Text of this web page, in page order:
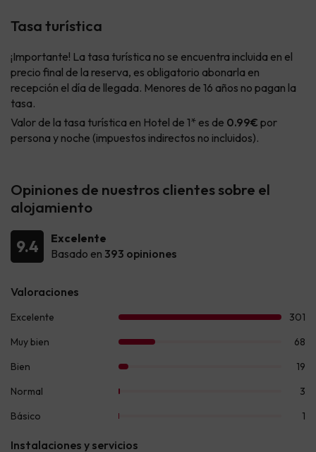
Tasa turística
¡Importante! La tasa turística no se encuentra incluida en el
precio final de la reserva, es obligatorio abonarla en
recepción el día de llegada. Menores de 16 años no pagan la
tasa.
Valor de la tasa turística en Hotel de 1* es de 0.99€ por
persona y noche (impuestos indirectos no incluidos).
Opiniones de nuestros clientes sobre el
alojamiento
9.4
Excelente
Basado en 393 opiniones